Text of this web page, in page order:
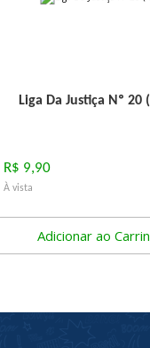
Liga Da Justiça Nº 20
R$ 9,90
À vista
Adicionar ao